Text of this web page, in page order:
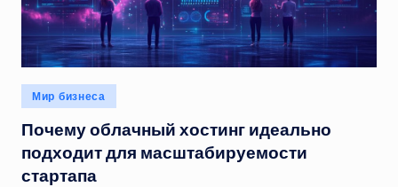
Опубликовано
в
Мир бизнеса
Почему облачный хостинг идеально
подходит для масштабируемости
стартапа